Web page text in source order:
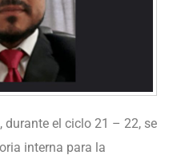
durante el ciclo 21 – 22, se
interna para la